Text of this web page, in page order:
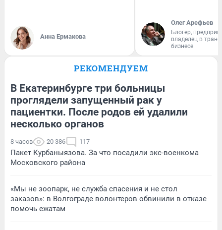
Анна Ермакова
Олег Арефьев
Блогер,
владелец в
бизнесе
РЕКОМЕНДУЕМ
В Екатеринбурге три больницы
проглядели запущенный рак у
пациентки. После родов ей удалили
несколько органов
8 часов 20 386 117
Пакет Курбаныязова. За что посадили экс-военкома
Московского района
«Мы не зоопарк, не служба спасения и не стол
заказов»: в Волгограде волонтеров обвинили в отказе
помочь ежатам